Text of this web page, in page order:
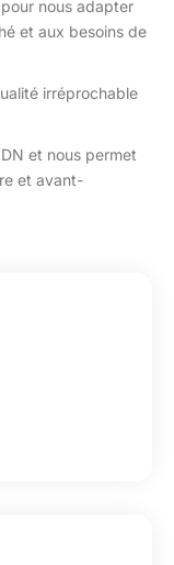
nous adapter
et aux besoins de
irréprochable
et nous permet
et avant-